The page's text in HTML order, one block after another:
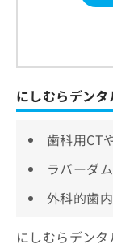
にしむらデン
歯科用CT
ラバーダ
外科的歯
にしむらデン